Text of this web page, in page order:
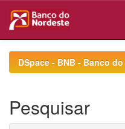
navigationDSpace - BNB - Banco
Pesquisar